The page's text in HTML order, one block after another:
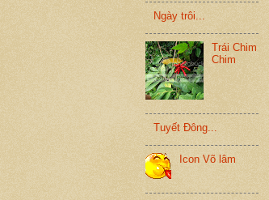
Ngày trôi...
Trái Chim
Chim
Tuyết Đông...
Icon Võ lâm